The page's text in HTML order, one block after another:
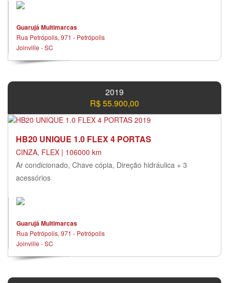
Guarujá Multimarcas
Rua Petrópolis, 971 - Petrópolis
Joinville - SC
2019
R$ 55.900,00
HB20 UNIQUE 1.0 FLEX 4 PORTAS
CINZA, FLEX | 106000 km
Ar condicionado, Chave cópia, Direção hidráulica + 3
acessórios
Guarujá Multimarcas
Rua Petrópolis, 971 - Petrópolis
Joinville - SC